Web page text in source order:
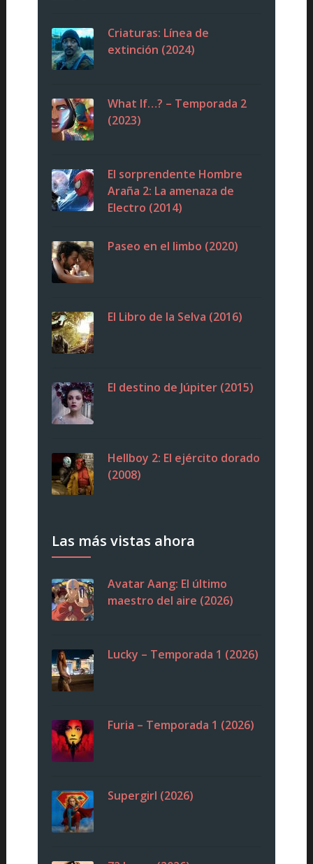
Criaturas: Línea de
extinción (2024)
What If…? – Temporada 2
(2023)
El sorprendente Hombre
Araña 2: La amenaza de
Electro (2014)
Paseo en el limbo (2020)
El Libro de la Selva (2016)
El destino de Júpiter (2015)
Hellboy 2: El ejército dorado
(2008)
Las más vistas ahora
Avatar Aang: El último
maestro del aire (2026)
Lucky – Temporada 1 (2026)
Furia – Temporada 1 (2026)
Supergirl (2026)